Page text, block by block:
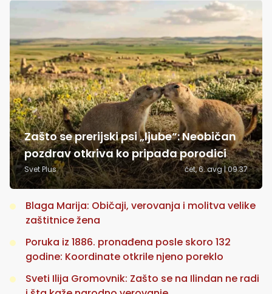
Zašto se prerijski psi „ljube“: Neobičan
pozdrav otkriva ko pripada porodici
Svet Plus čet, 6. avg | 09:37
Blaga Marija: Običaji, verovanja i molitva velike
zaštitnice žena
Poruka iz 1886. pronađena posle skoro 132
godine: Koordinate otkrile njeno poreklo
Sveti Ilija Gromovnik: Zašto se na Ilindan ne radi